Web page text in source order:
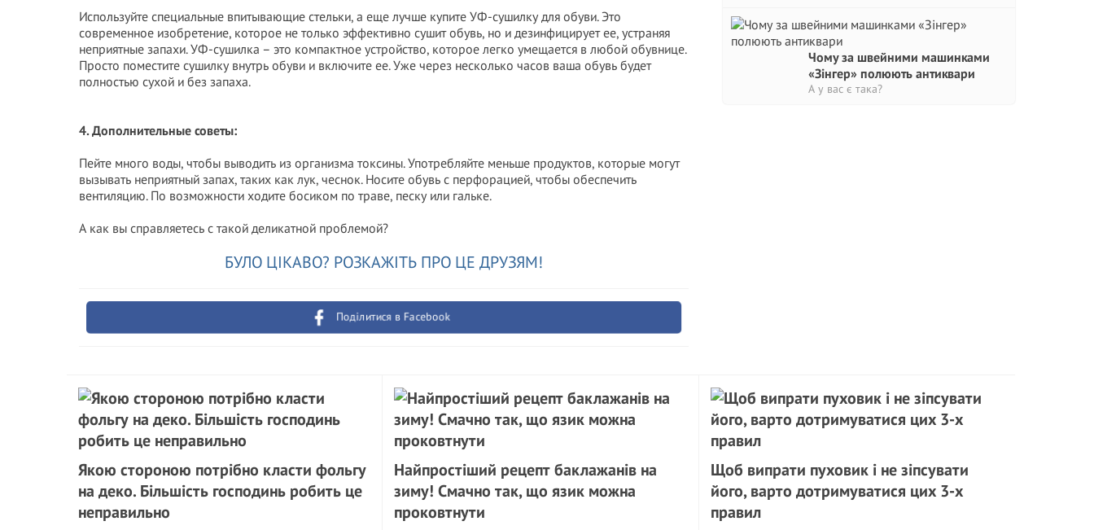
Чому за швейними машинками
«Зінгер» полюють антиквари
А у вас є така?
Используйте специальные впитывающие стельки, а еще лучше купите УФ-сушилку для обуви. Это
современное изобретение, которое не только эффективно сушит обувь, но и дезинфицирует ее, устраняя
неприятные запахи. УФ-сушилка – это компактное устройство, которое легко умещается в любой обувнице.
Просто поместите сушилку внутрь обуви и включите ее. Уже через несколько часов ваша обувь будет
полностью сухой и без запаха.
4. Дополнительные советы:
Пейте много воды, чтобы выводить из организма токсины. Употребляйте меньше продуктов, которые могут
вызывать неприятный запах, таких как лук, чеснок. Носите обувь с перфорацией, чтобы обеспечить
вентиляцию. По возможности ходите босиком по траве, песку или гальке.
А как вы справляетесь с такой деликатной проблемой?
БУЛО ЦІКАВО? РОЗКАЖІТЬ ПРО ЦЕ ДРУЗЯМ!
Поділитися в Facebook
Якою стороною потрібно класти фольгу
на деко. Більшість господинь робить це
неправильно
Найпростіший рецепт баклажанів на
зиму! Смачно так, що язик можна
проковтнути
Щоб випрати пуховик і не зіпсувати
його, варто дотримуватися цих 3-х
правил